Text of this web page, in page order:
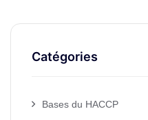
Catégories
Bases du HACCP